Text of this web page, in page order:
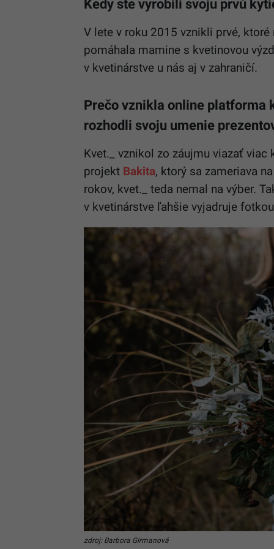
Kedy ste vyrobili svoju prvú
V lete v roku 2015 vznikli prvé,
pomáhala mamine s kvetinovou
v kvetinárstve u nás aj v zahraničí.
Prečo vznikla online platforma
rozhodli svoju umenie
Kvet._ vznikol zo záujmu viazať
projekt Bakita, ktorý sa zameriava
rokov, kvet._ teda nemal na výber.
v kvetinárstve ľahšie vyjadruje
zdroj: Barbora Girmanová